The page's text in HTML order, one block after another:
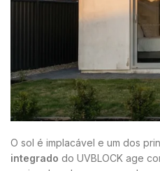
O sol é implacável e um dos
integrado do UVBLOCK age